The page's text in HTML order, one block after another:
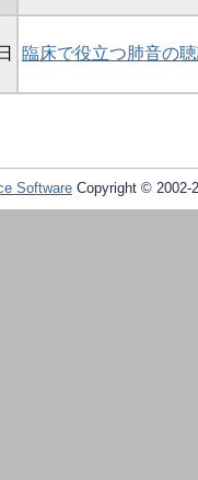
臨床で役立つ肺音の
Software Copyright © 2002-